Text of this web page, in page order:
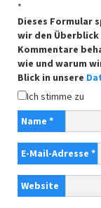
*
Dieses Formular
wir den
Kommentare
wie und warum
Blick in unsere
Ich stimme zu
Name *
E-Mail-Adresse *
Website